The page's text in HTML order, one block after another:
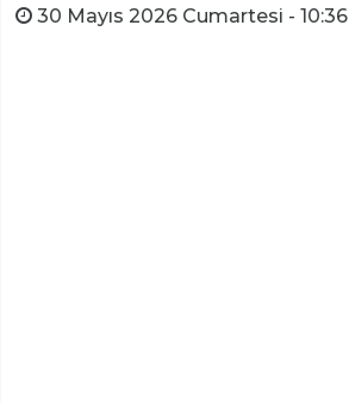
30 Mayıs 2026 Cumartesi - 10:36